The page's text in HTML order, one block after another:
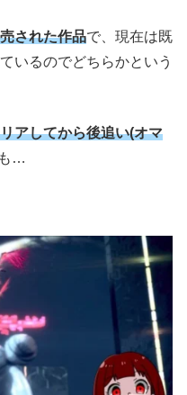
された作品で、現在は既
いるのでどちらかという
アしてから後追い(オマ
…